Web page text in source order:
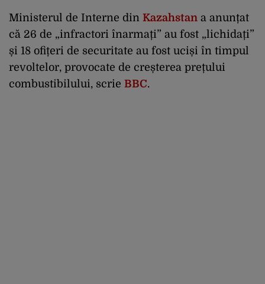
Ministerul de Interne din Kazahstan a anunțat
că 26 de „infractori înarmați” au fost „lichidați”
și 18 ofițeri de securitate au fost uciși în timpul
revoltelor, provocate de creșterea prețului
combustibilului, scrie BBC.